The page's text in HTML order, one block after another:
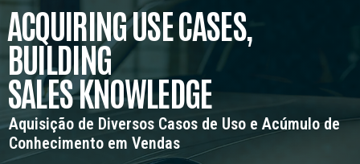
ACQUIRING USE CASES,
BUILDING
SALES KNOWLEDGE
Aquisição de Diversos Casos de Uso e Acúmulo de
Conhecimento em Vendas